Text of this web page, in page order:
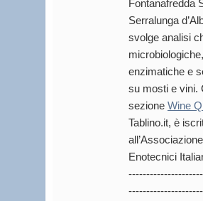
Fontanafredda
Serralunga
svolge analisi
microbiologiche,
enzimatiche e
su mosti e vini.
sezione Wine
Tablino.it, è
Enotecnici